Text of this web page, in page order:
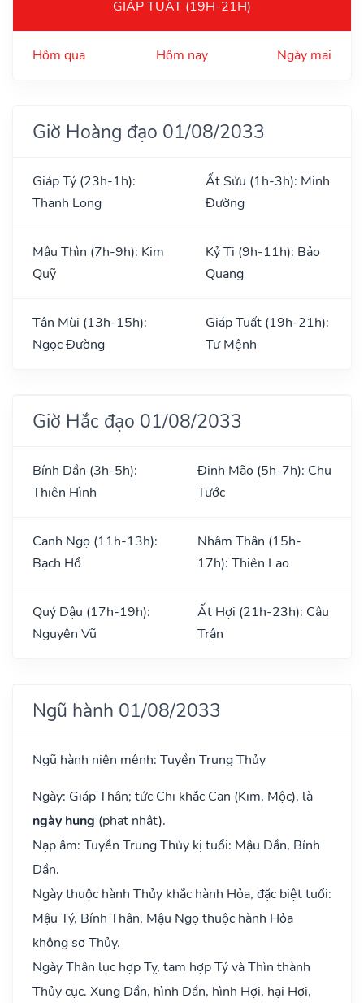
GIÁP TUẤT (19H-21H)
Hôm qua Hôm nay Ngày mai
Giờ Hoàng đạo 01/08/2033
Giáp Tý (23h-1h):
Thanh Long
Ất Sửu (1h-3h): Minh
Đường
Mậu Thìn (7h-9h): Kim
Quỹ
Kỷ Tị (9h-11h): Bảo
Quang
Tân Mùi (13h-15h):
Ngọc Đường
Giáp Tuất (19h-21h):
Tư Mệnh
Giờ Hắc đạo 01/08/2033
Bính Dần (3h-5h):
Thiên Hình
Đinh Mão (5h-7h): Chu
Tước
Canh Ngọ (11h-13h):
Bạch Hổ
Nhâm Thân (15h-
17h): Thiên Lao
Quý Dậu (17h-19h):
Nguyên Vũ
Ất Hợi (21h-23h): Câu
Trận
Ngũ hành 01/08/2033
Ngũ hành niên mệnh: Tuyền Trung Thủy
Ngày: Giáp Thân; tức Chi khắc Can (Kim, Mộc), là
ngày hung (phạt nhật).
Nạp âm: Tuyền Trung Thủy kị tuổi: Mậu Dần, Bính
Dần.
Ngày thuộc hành Thủy khắc hành Hỏa, đặc biệt tuổi:
Mậu Tý, Bính Thân, Mậu Ngọ thuộc hành Hỏa
không sợ Thủy.
Ngày Thân lục hợp Tỵ, tam hợp Tý và Thìn thành
Thủy cục. Xung Dần, hình Dần, hình Hợi, hại Hợi,